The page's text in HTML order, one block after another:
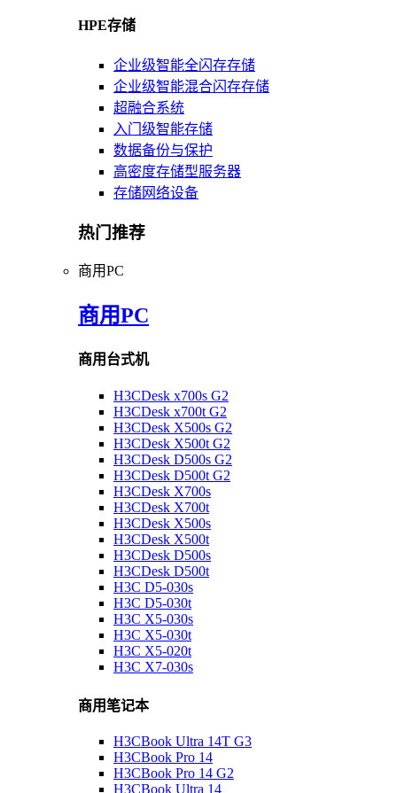
HPE存储
企业级智能全闪存存储
企业级智能混合闪存存储
超融合系统
入门级智能存储
数据备份与保护
高密度存储型服务器
存储网络设备
热门推荐
商用PC
商用PC
商用台式机
H3CDesk x700s G2
H3CDesk x700t G2
H3CDesk X500s G2
H3CDesk X500t G2
H3CDesk D500s G2
H3CDesk D500t G2
H3CDesk X700s
H3CDesk X700t
H3CDesk X500s
H3CDesk X500t
H3CDesk D500s
H3CDesk D500t
H3C D5-030s
H3C D5-030t
H3C X5-030s
H3C X5-030t
H3C X5-020t
H3C X7-030s
商用笔记本
H3CBook Ultra 14T G3
H3CBook Pro 14
H3CBook Pro 14 G2
H3CBook Ultra 14